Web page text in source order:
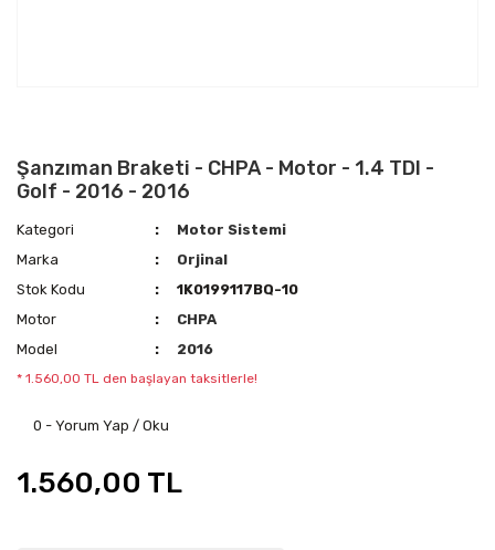
Şanzıman Braketi - CHPA - Motor - 1.4 TDI -
Golf - 2016 - 2016
Kategori
Motor Sistemi
Marka
Orjinal
Stok Kodu
1K0199117BQ-10
Motor
CHPA
Model
2016
* 1.560,00 TL den başlayan taksitlerle!
0 - Yorum Yap / Oku
1.560,00 TL